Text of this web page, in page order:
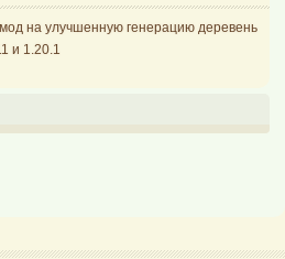
на улучшенную генерацию деревень
и 1.20.1